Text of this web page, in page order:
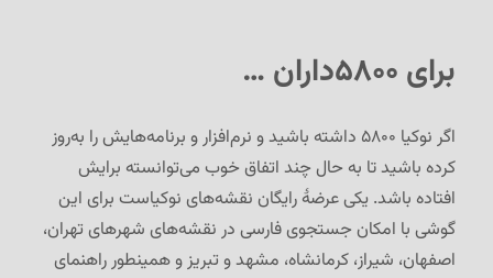
برای ۵۸۰۰داران …
اگر نوکیا ۵۸۰۰ داشته باشید و نرم‌افزار و برنامه‌هایش را به‌روز
کرده باشید تا به حال چند اتفاق خوب می‌توانسته برایش
افتاده باشد. یکی عرضهٔ رایگان نقشه‌های نوکیاست برای این
گوشی با امکان جستجوی فارسی در نقشه‌های شهرهای تهران،
اصفهان، شیراز، کرمانشاه، مشهد و تبریز و همینطور راهنمای